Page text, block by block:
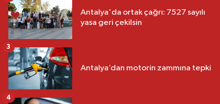
Antalya'da ortak çağrı: 7527 sayılı
yasa geri çekilsin
Antalya’dan motorin zammına tepki
3
4